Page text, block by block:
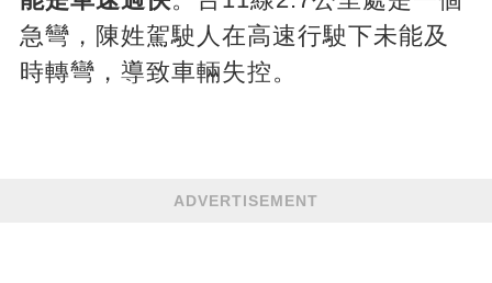
急彎，陳姓駕駛人在高速行駛下未能及
時轉彎，導致車輛失控。
ADVERTISEMENT